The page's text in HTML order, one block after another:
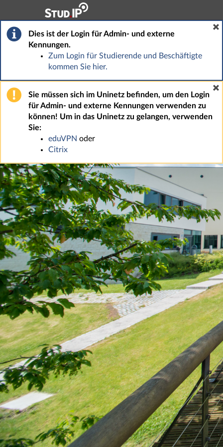
Hauptnavigation
Fußzeile
Dies ist der Login für Admin- und externe
Kennungen.
Zum Login für Studierende und Beschäftigte
kommen Sie hier.
Sie müssen sich im Uninetz befinden, um den Login
für Admin- und externe Kennungen verwenden zu
können! Um in das Uninetz zu gelangen, verwenden
Sie:
eduVPN oder
Citrix